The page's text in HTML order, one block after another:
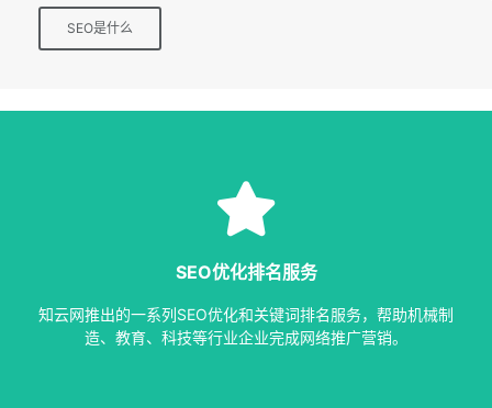
SEO是什么
SEO优化排名服务
知云网推出的一系列SEO优化和关键词排名服务，帮助机械制
造、教育、科技等行业企业完成网络推广营销。
SEO服务中心
等多种服务，从容应对各种优化需求。
SEO服务